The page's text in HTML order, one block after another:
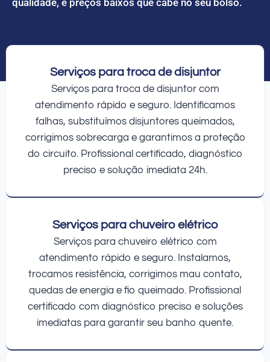
Serviços para troca de disjuntor
Serviços para troca de disjuntor com
atendimento rápido e seguro. Identificamos
falhas, substituímos disjuntores queimados,
corrigimos sobrecarga e garantimos a proteção
do circuito. Profissional certificado, diagnóstico
preciso e solução imediata 24h.
Serviços para chuveiro elétrico
Serviços para chuveiro elétrico com
atendimento rápido e seguro. Instalamos,
trocamos resistência, corrigimos mau contato,
quedas de energia e fio queimado. Profissional
certificado com diagnóstico preciso e soluções
imediatas para garantir seu banho quente.